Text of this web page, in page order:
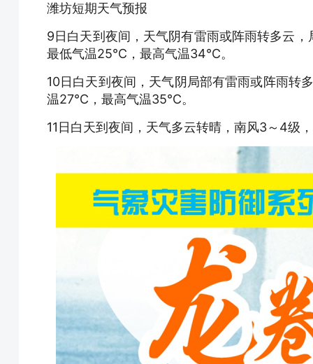
潍坊短期天气预报
9日白天到夜间，天气阴有雷雨或阵雨转多云
最低气温25℃，最高气温34℃。
10日白天到夜间，天气阴局部有雷雨或阵雨转
温27℃，最高气温35℃。
11日白天到夜间，天气多云转晴，南风3～4